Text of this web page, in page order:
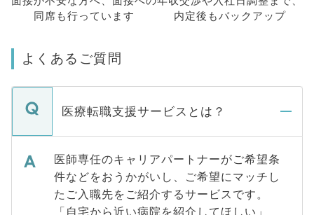
同席も行っています
内定後もバックアップ
よくあるご質問
医療転職支援サービスとは？
医師専任のキャリアパートナーがご希望条
件などをおうかがいし、ご希望にマッチし
たご入職先をご紹介するサービスです。
「自宅から近い病院を紹介してほしい」